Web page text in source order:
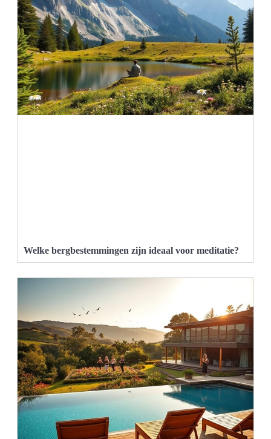
Welke bergbestemmingen zijn ideaal voor meditatie?